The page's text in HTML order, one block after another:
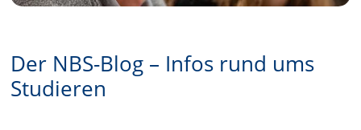
Der NBS-Blog – Infos rund ums
Studieren